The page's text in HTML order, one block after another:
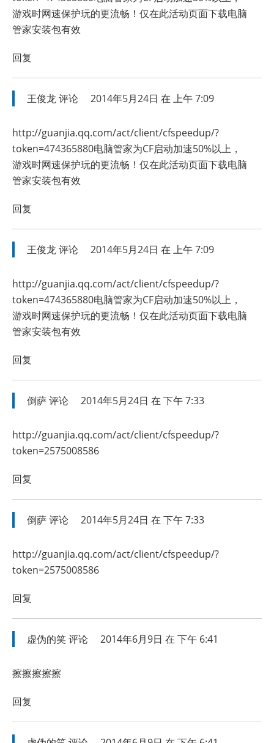
游戏时网速保护玩的更流畅！仅在此活动页面下载电脑
管家安装包有效
回复
王俊龙评论 2014年5月24日 在 上午 7:09
http://guanjia.qq.com/act/client/cfspeedup/?
token=474365880电脑管家为CF启动加速50%以上，
游戏时网速保护玩的更流畅！仅在此活动页面下载电脑
管家安装包有效
回复
王俊龙评论 2014年5月24日 在 上午 7:09
http://guanjia.qq.com/act/client/cfspeedup/?
token=474365880电脑管家为CF启动加速50%以上，
游戏时网速保护玩的更流畅！仅在此活动页面下载电脑
管家安装包有效
回复
倒萨评论 2014年5月24日 在 下午 7:33
http://guanjia.qq.com/act/client/cfspeedup/?
token=2575008586
回复
倒萨评论 2014年5月24日 在 下午 7:33
http://guanjia.qq.com/act/client/cfspeedup/?
token=2575008586
回复
虚伪的笑评论 2014年6月9日 在 下午 6:41
擦擦擦擦擦
回复